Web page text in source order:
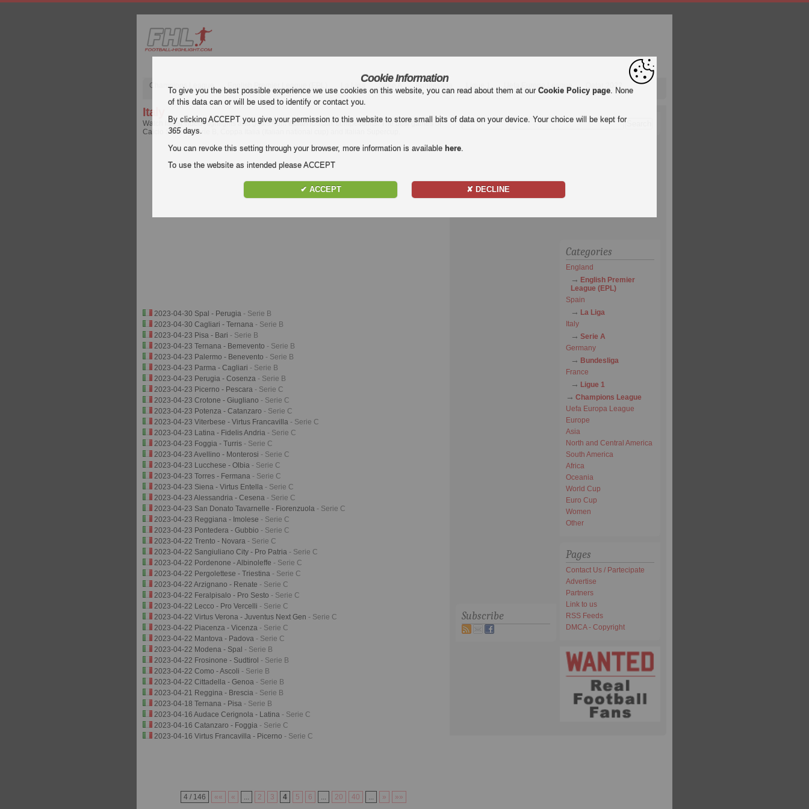
Champions League English Premier League (EPL) La Liga Serie A Bundesliga Ligue 1 Uefa Europa League Qatar 2022
Italy
Watch latest video highlights and goals from Italian football competitions. The best games of
Calcio Serie A, Serie B, Coppa Italia (Italian national cup) and Italian Supercup.
2023-04-30 Spal - Perugia - Serie B
2023-04-30 Cagliari - Ternana - Serie B
2023-04-23 Pisa - Bari - Serie B
2023-04-23 Ternana - Bemevento - Serie B
2023-04-23 Palermo - Benevento - Serie B
2023-04-23 Parma - Cagliari - Serie B
2023-04-23 Perugia - Cosenza - Serie B
2023-04-23 Picerno - Pescara - Serie C
2023-04-23 Crotone - Giugliano - Serie C
2023-04-23 Potenza - Catanzaro - Serie C
2023-04-23 Viterbese - Virtus Francavilla - Serie C
2023-04-23 Latina - Fidelis Andria - Serie C
2023-04-23 Foggia - Turris - Serie C
2023-04-23 Avellino - Monterosi - Serie C
2023-04-23 Lucchese - Olbia - Serie C
2023-04-23 Torres - Fermana - Serie C
2023-04-23 Siena - Virtus Entella - Serie C
2023-04-23 Alessandria - Cesena - Serie C
2023-04-23 San Donato Tavarnelle - Fiorenzuola - Serie C
2023-04-23 Reggiana - Imolese - Serie C
2023-04-23 Pontedera - Gubbio - Serie C
2023-04-22 Trento - Novara - Serie C
2023-04-22 Sangiuliano City - Pro Patria - Serie C
2023-04-22 Pordenone - Albinoleffe - Serie C
2023-04-22 Pergolettese - Triestina - Serie C
2023-04-22 Arzignano - Renate - Serie C
2023-04-22 Feralpisalo - Pro Sesto - Serie C
2023-04-22 Lecco - Pro Vercelli - Serie C
2023-04-22 Virtus Verona - Juventus Next Gen - Serie C
2023-04-22 Piacenza - Vicenza - Serie C
2023-04-22 Mantova - Padova - Serie C
2023-04-22 Modena - Spal - Serie B
2023-04-22 Frosinone - Sudtirol - Serie B
2023-04-22 Como - Ascoli - Serie B
2023-04-22 Cittadella - Genoa - Serie B
2023-04-21 Reggina - Brescia - Serie B
2023-04-18 Ternana - Pisa - Serie B
2023-04-16 Audace Cerignola - Latina - Serie C
2023-04-16 Catanzaro - Foggia - Serie C
2023-04-16 Virtus Francavilla - Picerno - Serie C
4 / 146 «« « ... 2 3 4 5 6 ... 20 40 ... » »»
Subscribe
Categories
England
English Premier
League (EPL)
Spain
La Liga
Italy
Serie A
Germany
Bundesliga
France
Ligue 1
Champions League
Uefa Europa League
Europe
Asia
North and Central America
South America
Africa
Oceania
World Cup
Euro Cup
Women
Other
Pages
Contact Us / Partecipate
Advertise
Partners
Link to us
RSS Feeds
DMCA - Copyright
Cookie Information
To give you the best possible experience we use cookies on this website, you can read about them at our Cookie Policy page. None
of this data can or will be used to identify or contact you.
By clicking ACCEPT you give your permission to this website to store small bits of data on your device. Your choice will be kept for
365days.
You can revoke this setting through your browser, more information is available here.
To use the website as intended please ACCEPT
✔ ACCEPT ✘ DECLINE